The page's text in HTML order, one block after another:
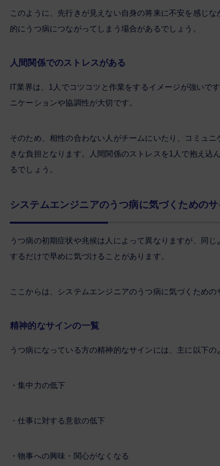
このように、先行きが見えない自身の将来に不安を感じ
的にうつ病につながってしまう場合があるでしょう。
人間関係でのストレスがある
IT業界は、1人でコツコツと作業をするイメージが強いで
ニケーションや協調性が大切です。
そのため、相性の合わない人がチームにいたり、コミュ
きな負担となります。人間関係のストレスを1人で抱え
るでしょう。
システムエンジニアのうつ病に気づくための
うつ病の初期症状や兆候は人によって異なりますが、同
するだけで早めに気づけることがあります。
ここからは、システムエンジニアのうつ病に気づくため
精神的なサインの一覧
うつ病になっている方の精神的なサインには、主に以下
・集中力の低下
・仕事に対する意欲の低下
・物事への興味・関心がなくなる